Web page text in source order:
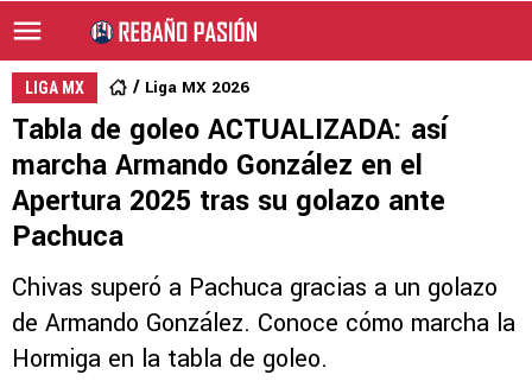
LIGA MX Liga MX 2026
Tabla de goleo ACTUALIZADA: así
marcha Armando González en el
Apertura 2025 tras su golazo ante
Pachuca
Chivas superó a Pachuca gracias a un golazo
de Armando González. Conoce cómo marcha la
Hormiga en la tabla de goleo.